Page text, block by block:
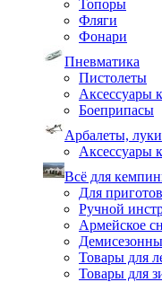
Топоры
Фляги
Фонари
Пневматика
Пистолеты
Аксессуары
Боеприпасы
Арбалеты, луки
Аксессуары
Всё для
Для
Ручной
Армейское
Товары для
Товары для